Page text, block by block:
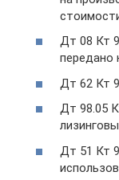
Дт 08 Кт
передано
Дт 62 Кт
Дт 98.05
Дт 51 Кт